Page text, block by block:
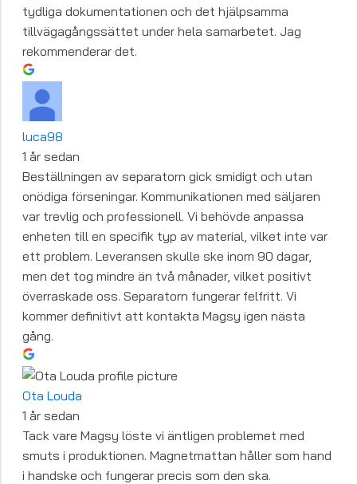
tydliga dokumentationen och det hjälpsamma
tillvägagångssättet under hela samarbetet. Jag
rekommenderar det.
luca98
1 år sedan
Beställningen av separatorn gick smidigt och utan
onödiga förseningar. Kommunikationen med säljaren
var trevlig och professionell. Vi behövde anpassa
enheten till en specifik typ av material, vilket inte var
ett problem. Leveransen skulle ske inom 90 dagar,
men det tog mindre än två månader, vilket positivt
överraskade oss. Separatorn fungerar felfritt. Vi
kommer definitivt att kontakta Magsy igen nästa
gång.
Ota Louda
1 år sedan
Tack vare Magsy löste vi äntligen problemet med
smuts i produktionen. Magnetmattan håller som hand
i handske och fungerar precis som den ska.